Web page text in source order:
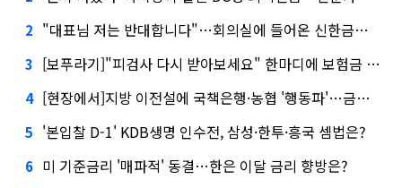
2 "대표님 저는 반대합니다"…회의실에 들어온 신한금융 AI
3 [보푸라기]"피검사 다시 받아보세요" 한마디에 보험금 못 받을 뻔?
4 [현장에서]지방 이전설에 국책은행·농협 '행동파'…금감원 '신중모드'
5 '본입찰 D-1' KDB생명 인수전, 삼성·한투·흥국 셈법은?
6 미 기준금리 '매파적' 동결…한은 이달 금리 향방은?